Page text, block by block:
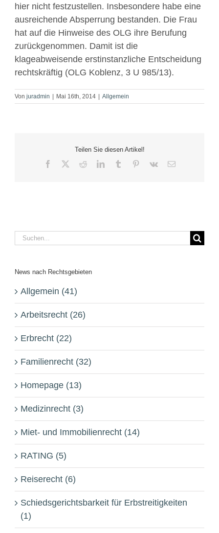
hier nicht festzustellen. Insbesondere habe eine
ausreichende Absperrung bestanden. Die Frau
hat auf die Hinweise des OLG ihre Berufung
zurückgenommen. Damit ist die
klageabweisende erstinstanzliche Entscheidung
rechtskräftig (OLG Koblenz, 3 U 985/13).
Von juradmin Mai 16th, 2014 Allgemein
Teilen Sie diesen Artikel!
Facebook RedditLinkedInTumblr Pinterest
Vk
E-
Suche
News nach Rechtsgebieten
Allgemein (41)
Arbeitsrecht (26)
Erbrecht (22)
Familienrecht (32)
Homepage (13)
Medizinrecht (3)
Miet- und Immobilienrecht (14)
RATING (5)
Reiserecht (6)
Schiedsgerichtsbarkeit für Erbstreitigkeiten
(1)